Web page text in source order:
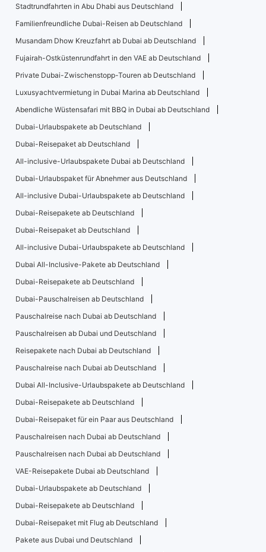
Stadtrundfahrten in Abu Dhabi aus Deutschland
Familienfreundliche Dubai-Reisen ab Deutschland
Musandam Dhow Kreuzfahrt ab Dubai ab Deutschland
Fujairah-Ostküstenrundfahrt in den VAE ab Deutschland
Private Dubai-Zwischenstopp-Touren ab Deutschland
Luxusyachtvermietung in Dubai Marina ab Deutschland
Abendliche Wüstensafari mit BBQ in Dubai ab Deutschland
Dubai-Urlaubspakete ab Deutschland
Dubai-Reisepaket ab Deutschland
All-inclusive-Urlaubspakete Dubai ab Deutschland
Dubai-Urlaubspaket für Abnehmer aus Deutschland
All-inclusive Dubai-Urlaubspakete ab Deutschland
Dubai-Reisepakete ab Deutschland
Dubai-Reisepaket ab Deutschland
All-inclusive Dubai-Urlaubspakete ab Deutschland
Dubai All-Inclusive-Pakete ab Deutschland
Dubai-Reisepakete ab Deutschland
Dubai-Pauschalreisen ab Deutschland
Pauschalreise nach Dubai ab Deutschland
Pauschalreisen ab Dubai und Deutschland
Reisepakete nach Dubai ab Deutschland
Pauschalreise nach Dubai ab Deutschland
Dubai All-Inclusive-Urlaubspakete ab Deutschland
Dubai-Reisepakete ab Deutschland
Dubai-Reisepaket für ein Paar aus Deutschland
Pauschalreisen nach Dubai ab Deutschland
Pauschalreisen nach Dubai ab Deutschland
VAE-Reisepakete Dubai ab Deutschland
Dubai-Urlaubspakete ab Deutschland
Dubai-Reisepakete ab Deutschland
Dubai-Reisepaket mit Flug ab Deutschland
Pakete aus Dubai und Deutschland